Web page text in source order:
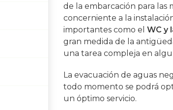
de la embarcación para las
concerniente a la
importantes como elWC y
gran medida de la
una tarea compleja en
La evacuación de aguas
todo momento se podrá
un óptimo servicio.